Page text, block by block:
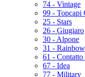
74 - Vintage
99 - Topcapi
25 - Stars
26 - Giugiaro
30 - Alpone
31 - Rainbow
61 -
67 - Idea
77 - Military